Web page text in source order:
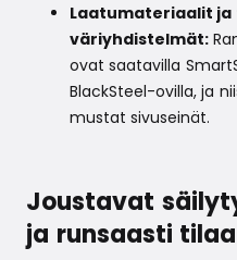
Laatumateriaalit
väriyhdistelmät:
ovat saatavilla
BlackSteel-ovilla, ja
mustat sivuseinät.
Joustavat
ja runsaasti